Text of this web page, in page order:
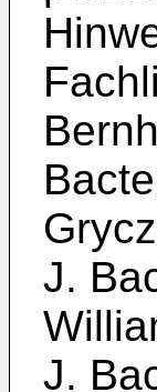
J.
J.